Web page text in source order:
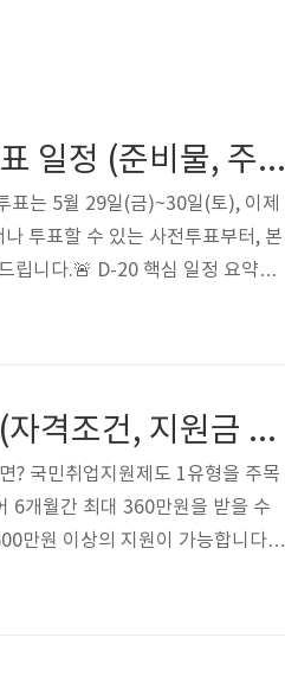
2026년 지방선거 사전투표 및 본투표 일정 (준비물, 주의사항)
표는 5월 29일(금)~30일(토), 이제
투표할 수 있는 사전투표부터, 본
립니다.🚨 D-20 핵심 일정 요약✔
: 6월 3일(수) 오전 6시 ~ 오후 6
국민취업지원제도 1유형 신청방법 (자격조건, 지원금 혜택)
? 국민취업지원제도 1유형을 주목
6개월간 최대 360만원을 받을 수
만원 이상의 지원이 가능합니다.
동목차📌 국민취업지원제도란?국